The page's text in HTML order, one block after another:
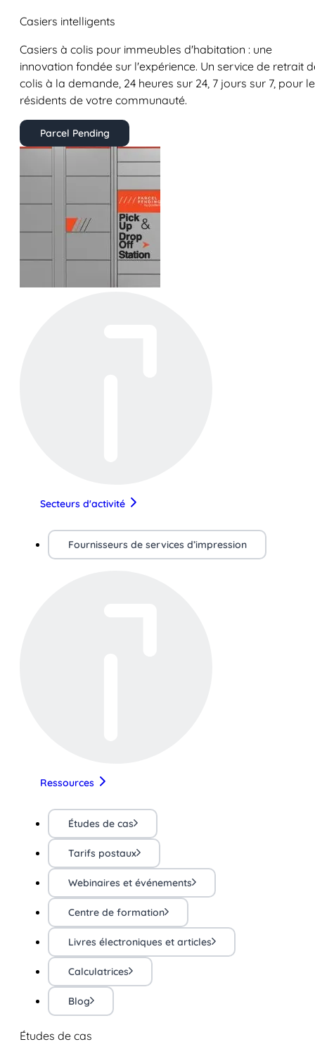
Casiers intelligents
Casiers à colis pour immeubles d'habitation : une
innovation fondée sur l'expérience. Un service de retrait
colis à la demande, 24 heures sur 24, 7 jours sur 7, pour
résidents de votre communauté.
Parcel Pending
Secteurs d'activité
Fournisseurs de services d’impression
Ressources
Études de cas
Tarifs postaux
Webinaires et événements
Centre de formation
Livres électroniques et articles
Calculatrices
Blog
Études de cas